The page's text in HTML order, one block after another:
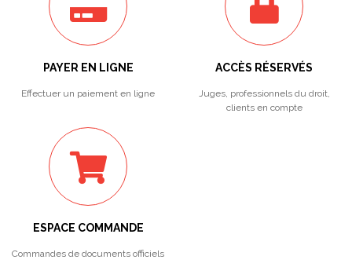
PAYER EN LIGNE
Effectuer un paiement en ligne
ACCÈS RÉSERVÉS
Juges, professionnels du droit,
clients en compte
ESPACE COMMANDE
Commandes de documents officiels